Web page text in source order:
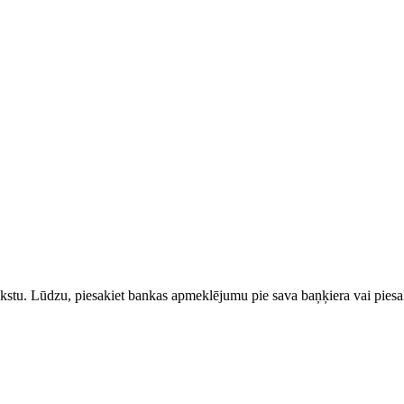
Lūdzu, piesakiet bankas apmeklējumu pie sava baņķiera vai